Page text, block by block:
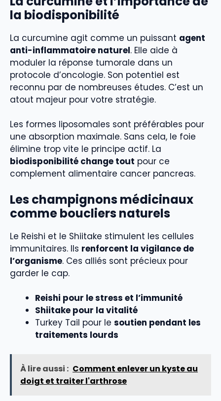
la biodisponibilité
La curcumine agit comme un puissant agent
anti-inflammatoire naturel. Elle aide à
moduler la réponse tumorale dans un
protocole d’oncologie. Son potentiel est
reconnu par de nombreuses études. C’est un
atout majeur pour votre stratégie.
Les formes liposomales sont préférables pour
une absorption maximale. Sans cela, le foie
élimine trop vite le principe actif. La
biodisponibilité change tout pour ce
complement alimentaire cancer pancreas.
Les champignons médicinaux
comme boucliers naturels
Le Reishi et le Shiitake stimulent les cellules
immunitaires. Ils renforcent la vigilance de
l’organisme. Ces alliés sont précieux pour
garder le cap.
Reishi pour le stress et l’immunité
Shiitake pour la vitalité
Turkey Tail pour le soutien pendant les
traitements lourds
À lire aussi : Comment enlever un kyste au
doigt et traiter l'arthrose